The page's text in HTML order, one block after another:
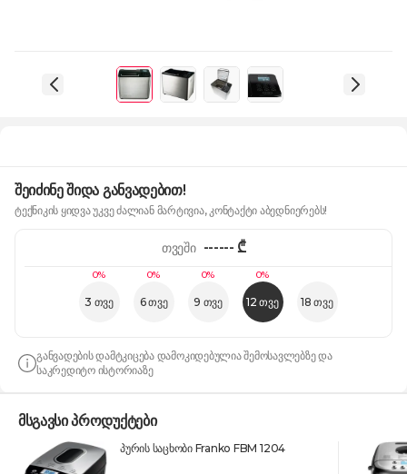
შეიძინე შიდა განვადებით!
ტექნიკის ყიდვა უკვე ძალიან მარტივია, კონტაქტი აბედნიერებს!
0%
3 თვე
0%
6 თვე
0%
9 თვე
0%
12 თვე 18 თვე
თვეში ------₾
განვადების დამტკიცება დამოკიდებულია შემოსავლებზე და
საკრედიტო ისტორიაზე
მსგავსი პროდუქტები
პურის საცხობი Franko FBM 1204